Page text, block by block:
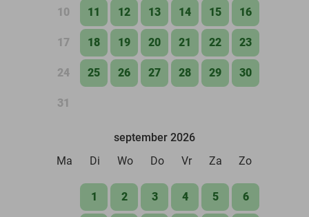
10 11 12 13 14 15 16
17 18 19 20 21 22 23
24 25 26 27 28 29 30
31
september 2026
Ma
Di Wo Do Vr Za Zo
1 2 3 4 5 6